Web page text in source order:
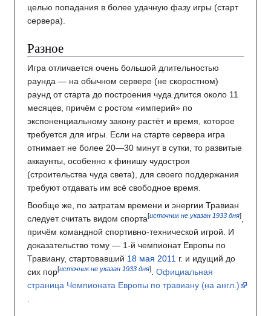
целью попадания в более удачную фазу игры (старт
сервера).
Разное
Игра отличается очень большой длительностью
раунда — на обычном сервере (не скоростном)
раунд от старта до построения чуда длится около 11
месяцев, причём с ростом «империй» по
экспоненциальному закону растёт и время, которое
требуется для игры. Если на старте сервера игра
отнимает не более 20—30 минут в сутки, то развитые
аккаунты, особенно к финишу чудостроя
(строительства чуда света), для своего поддержания
требуют отдавать им всё свободное время.
Вообще же, по затратам времени и энергии Травиан
следует считать видом спорта[источник не указан 1933 дня]
причём командной спортивно-технической игрой. И
доказательство тому — 1-й чемпионат Европы по
Травиану, стартовавший 18 мая 2011 г. и идущий до
сих пор[источник не указан 1933 дня]
Официальная
страница Чемпионата Европы по травиану (на англ.)